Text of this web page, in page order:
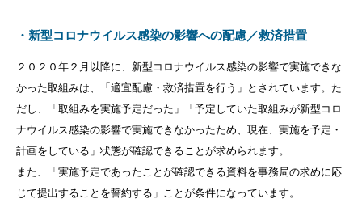
・新型コロナウイルス感染の影響への配慮／救済措置
２０２０年２月以降に、新型コロナウイルス感染の影響で実施できな
かった取組みは、「適宜配慮・救済措置を行う」とされています。た
だし、「取組みを実施予定だった」「予定していた取組みが新型コロ
ナウイルス感染の影響で実施できなかったため、現在、実施を予定・
計画をしている」状態が確認できることが求められます。
また、「実施予定であったことが確認できる資料を事務局の求めに応
じて提出することを誓約する」ことが条件になっています。